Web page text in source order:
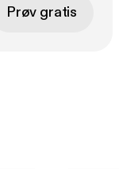
Prøv gratis